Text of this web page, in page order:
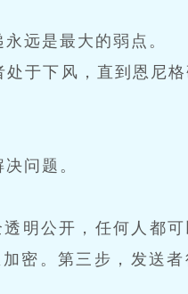
远是最大的弱点。
于下风，直到恩尼格
问题。
明公开，任何人都可
密。第三步，发送者